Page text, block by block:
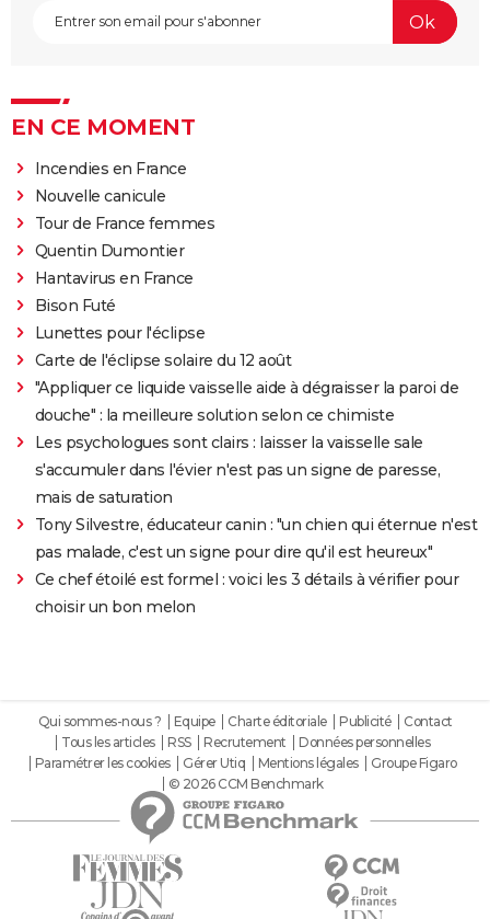
EN CE MOMENT
Incendies en France
Nouvelle canicule
Tour de France femmes
Quentin Dumontier
Hantavirus en France
Bison Futé
Lunettes pour l'éclipse
Carte de l'éclipse solaire du 12 août
"Appliquer ce liquide vaisselle aide à dégraisser la paroi de
douche" : la meilleure solution selon ce chimiste
Les psychologues sont clairs : laisser la vaisselle sale
s'accumuler dans l'évier n'est pas un signe de paresse,
mais de saturation
Tony Silvestre, éducateur canin : "un chien qui éternue n'est
pas malade, c'est un signe pour dire qu'il est heureux"
Ce chef étoilé est formel : voici les 3 détails à vérifier pour
choisir un bon melon
Qui sommes-nous ? Equipe Charte éditoriale Publicité
Contact
Tous les articles
RSS Recrutement
Données personnelles
Paramétrer les cookies
Gérer Utiq Mentions légales
Groupe Figaro
© 2026 CCM Benchmark